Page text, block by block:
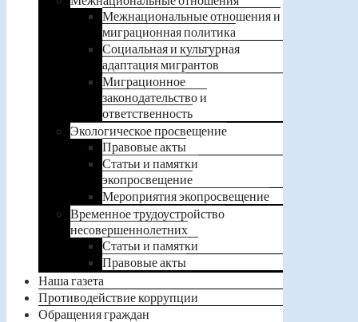
Межнациональные отношения и
миграционная политика
Социальная и культурная
адаптация мигрантов
Миграционное
законодательство и
ответственность
Экологическое просвещение
Правовые акты
Статьи и памятки
экопросвещение
Мероприятия экопросвещение
Временное трудоустройство
несовершеннолетних
Статьи и памятки
Правовые акты
Наша газета
Противодействие коррупции
Обращения граждан